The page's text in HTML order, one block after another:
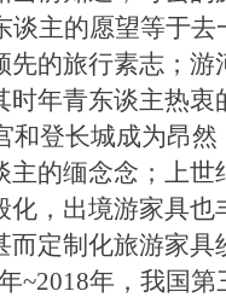
谈主的愿望等于
先的旅行素志；游
时年青东谈主热衷
和登长城成为昂
主的缅念念；上世
化，出境游家具也
而定制化旅游家具
~2018年，我国